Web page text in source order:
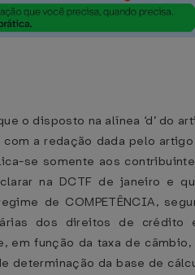
o disposto na alínea ‘d’ do
a redação dada pelo artigo
se somente aos
na DCTF de janeiro e
de COMPETÊNCIA,
dos direitos de crédito
em função da taxa de câmbio,
determinação da base de